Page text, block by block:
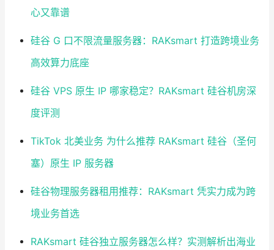
心又靠谱
硅谷 G 口不限流量服务器：RAKsmart 打造跨境业务
高效算力底座
硅谷 VPS 原生 IP 哪家稳定？RAKsmart 硅谷机房深
度评测
TikTok 北美业务 为什么推荐 RAKsmart 硅谷（圣何
塞）原生 IP 服务器
硅谷物理服务器租用推荐：RAKsmart 凭实力成为跨
境业务首选
RAKsmart 硅谷独立服务器怎么样？实测解析出海业